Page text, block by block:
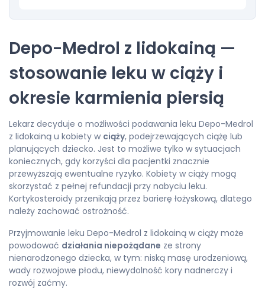
Depo-Medrol z lidokainą —
stosowanie leku w ciąży i
okresie karmienia piersią
Lekarz decyduje o możliwości podawania leku Depo-Medrol
z lidokainą u kobiety w ciąży, podejrzewających ciążę lub
planujących dziecko. Jest to możliwe tylko w sytuacjach
koniecznych, gdy korzyści dla pacjentki znacznie
przewyższają ewentualne ryzyko. Kobiety w ciąży mogą
skorzystać z pełnej refundacji przy nabyciu leku.
Kortykosteroidy przenikają przez barierę łożyskową, dlatego
należy zachować ostrożność.
Przyjmowanie leku Depo-Medrol z lidokainą w ciąży może
powodować działania niepożądane ze strony
nienarodzonego dziecka, w tym: niską masę urodzeniową,
wady rozwojowe płodu, niewydolność kory nadnerczy i
rozwój zaćmy.